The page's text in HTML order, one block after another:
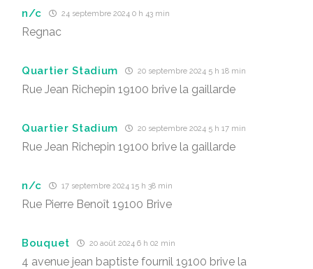
n/c 24 septembre 2024 0 h 43 min
Regnac
Quartier Stadium 20 septembre 2024 5 h 18 min
Rue Jean Richepin 19100 brive la gaillarde
Quartier Stadium 20 septembre 2024 5 h 17 min
Rue Jean Richepin 19100 brive la gaillarde
n/c 17 septembre 2024 15 h 38 min
Rue Pierre Benoît 19100 Brive
Bouquet 20 août 2024 6 h 02 min
4 avenue jean baptiste fournil 19100 brive la